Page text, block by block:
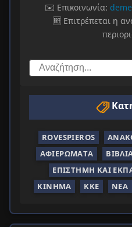
✉️ Επικοινωνία:
🆓 Επιτρέπεται η
ROVESPIEROS
ΑΦΙΕΡΏΜΑΤΑ
ΕΠΙΣΤΉΜΗ ΚΑΙ
ΚΊΝΗΜΑ
ΚΚΕ ΝΈΑ